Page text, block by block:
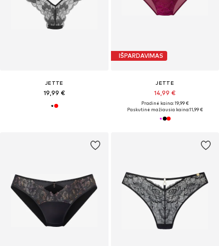
JETTE
19,99 €
IŠPARDAVIMAS
JETTE
14,99 €
Pradinė kaina: 19,99 €
Paskutinė mažiausia kaina:11,99 €